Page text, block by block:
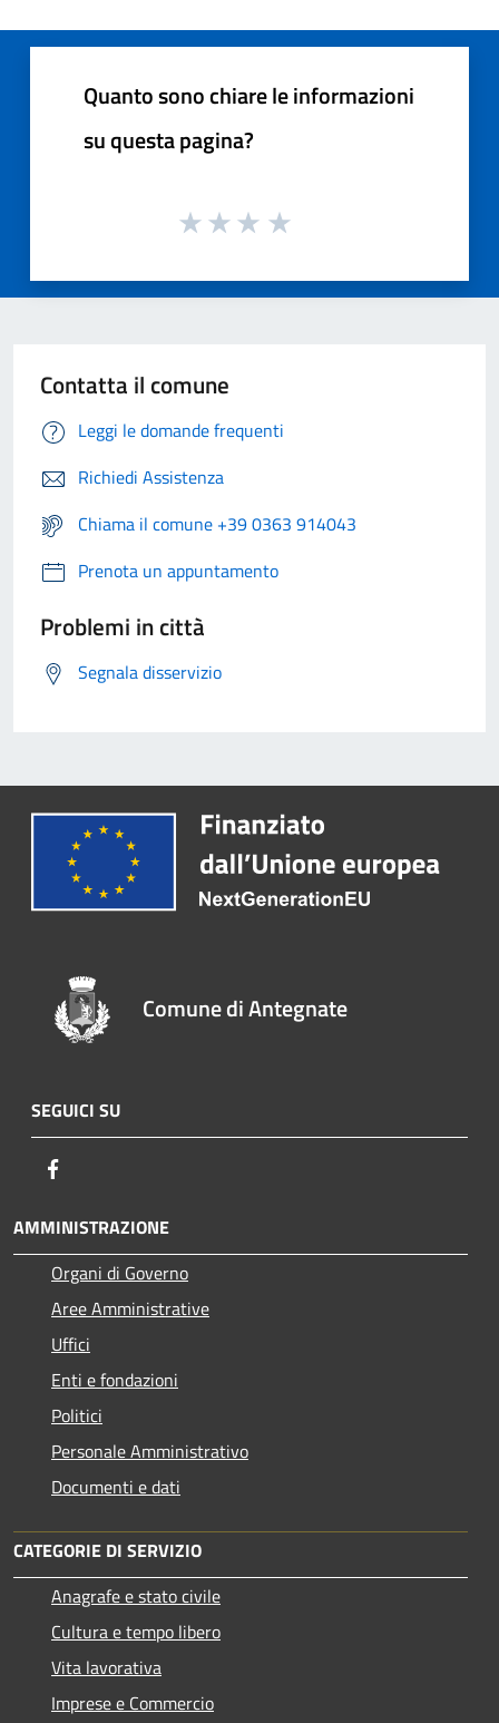
Quanto sono chiare le informazioni
su questa pagina?
Contatta il comune
Leggi le domande frequenti
Richiedi Assistenza
Chiama il comune +39 0363 914043
Prenota un appuntamento
Problemi in città
Segnala disservizio
Comune di Antegnate
SEGUICI SU
AMMINISTRAZIONE
Organi di Governo
Aree Amministrative
Uffici
Enti e fondazioni
Politici
Personale Amministrativo
Documenti e dati
CATEGORIE DI SERVIZIO
Anagrafe e stato civile
Cultura e tempo libero
Vita lavorativa
Imprese e Commercio